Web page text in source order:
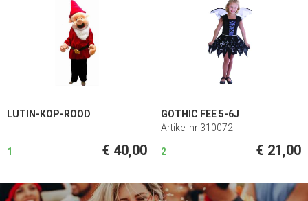
LUTIN-KOP-ROOD
1 € 40,00
GOTHIC FEE 5-6J
Artikel nr 310072
2 € 21,00